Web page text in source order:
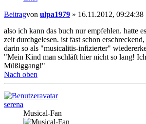
Beitragvon ulpa1979 » 16.11.2012, 09:24:38
also ich kann das buch nur empfehlen. hatte
zeit durchgelesen. ist fast schon
darin so als "musicalitis-infizierter"
"Mein Kind man schläft hier nicht so lang!
Müßiggang!"
Nach oben
serena
Musical-Fan